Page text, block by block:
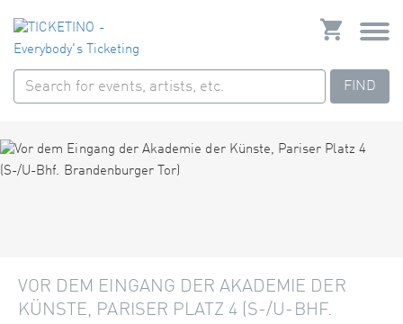
FIND
VOR DEM EINGANG DER AKADEMIE DER
KÜNSTE, PARISER PLATZ 4 (S-/U-BHF.